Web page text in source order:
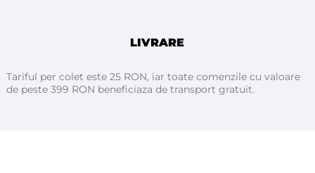
Pentru mai multe detalii sau daca aveti nelamuriri, ne puteti
LIVRARE
Tariful per colet este 25 RON, iar toate comenzile cu valoare
de peste 399 RON beneficiaza de transport gratuit.